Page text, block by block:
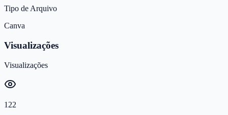
Tipo de Arquivo
Canva
Visualizações
Visualizações
122